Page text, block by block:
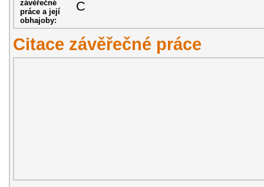
závěřečné
práce a její
obhajoby:
C
Citace závěřečné práce